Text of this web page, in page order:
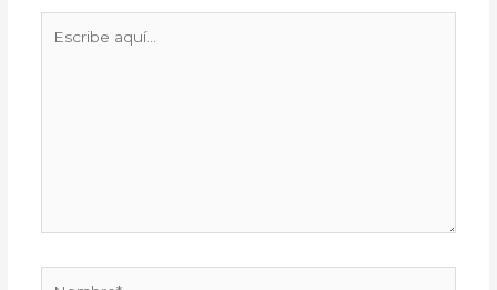
aquí...